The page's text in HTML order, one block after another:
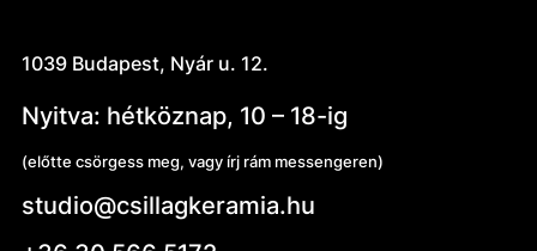
1039 Budapest, Nyár u. 12.
Nyitva: hétköznap, 10 – 18-ig
(előtte csörgess meg, vagy írj rám messengeren)
studio@csillagkeramia.hu